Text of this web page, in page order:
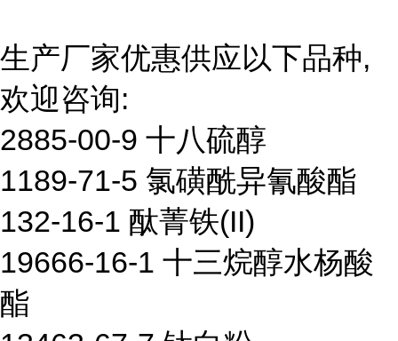
生产厂家优惠供应以下品种,
欢迎咨询:
2885-00-9 十八硫醇
1189-71-5 氯磺酰异氰酸酯
132-16-1 酞菁铁(II)
19666-16-1 十三烷醇水杨酸
酯